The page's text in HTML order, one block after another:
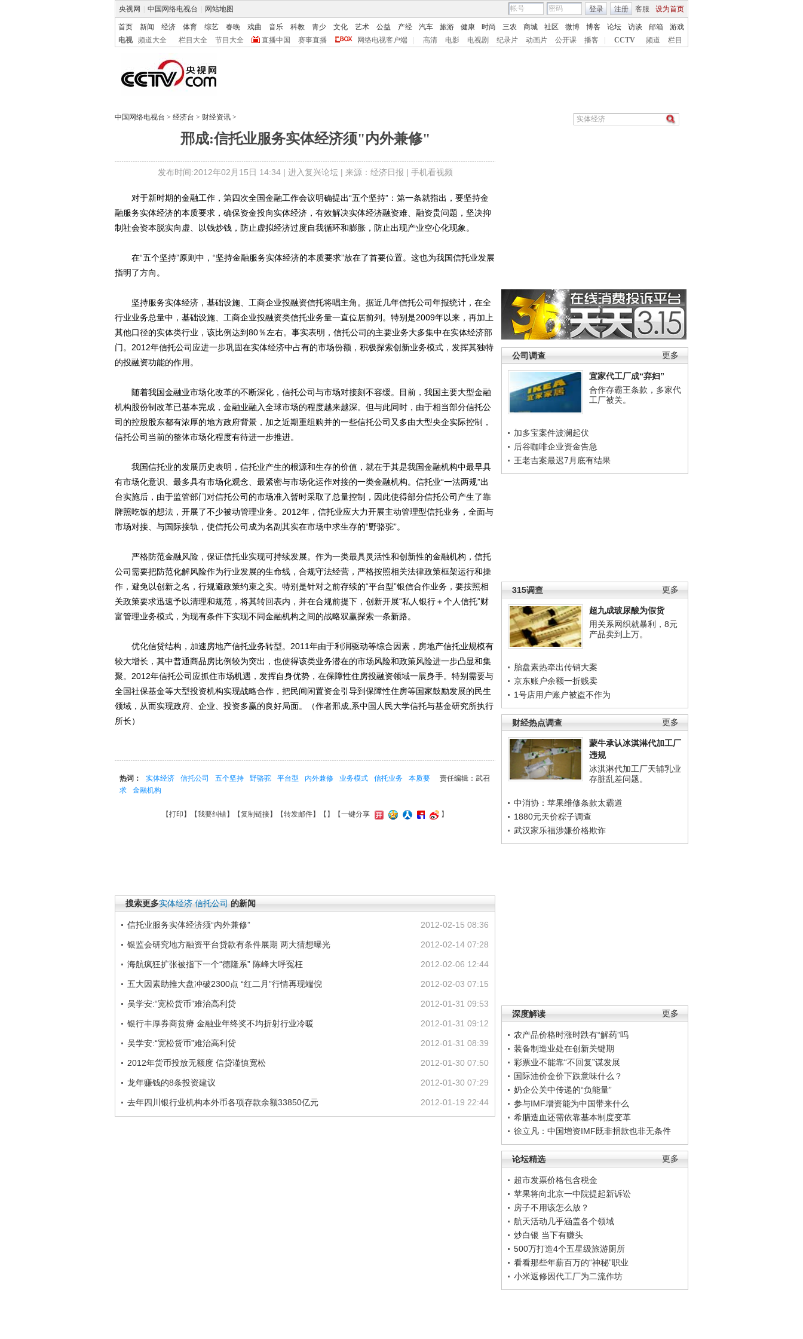
央视网 中国网络电视台 网站地图 客服 设为首页
登录 注册
首页 新闻 经济 体育 综艺 春晚 戏曲 音乐 科教 青少 文化 艺术 公益 产经 汽车 旅游 健康 时尚 三农 商城 社区 微博 博客 论坛 访谈 邮箱
游戏
电视
频道大全 栏目大全 节目大全 直播中国 赛事直播 网络电视客户端 高清 电影 电视剧 纪录片 动画片 公开课 播客 CCTV 频道 栏目
中国网络电视台 > 经济台 > 财经资讯 >
邢成:信托业服务实体经济须"内外兼修"
发布时间:2012年02月15日 14:34 | 进入复兴论坛| 来源：经济日报 | 手机看视频
更多
公司调查
宜家代工厂成“弃妇”
合作存霸王条款，多家代
工厂被关。
加多宝案件波澜起伏
后谷咖啡企业资金告急
王老吉案最迟7月底有结果
更多
315调查
超九成玻尿酸为假货
用关系网织就暴利，8元
产品卖到上万。
胎盘素热牵出传销大案
京东账户余额一折贱卖
1号店用户账户被盗不作为
更多
财经热点调查
蒙牛承认冰淇淋代加工厂
违规
冰淇淋代加工厂天辅乳业
存脏乱差问题。
中消协：苹果维修条款太霸道
1880元天价粽子调查
武汉家乐福涉嫌价格欺诈
更多
深度解读
农产品价格时涨时跌有“解药”吗
装备制造业处在创新关键期
彩票业不能靠“不回复”谋发展
国际油价金价下跌意味什么？
奶企公关中传递的“负能量”
参与IMF增资能为中国带来什么
希腊造血还需依靠基本制度变革
徐立凡：中国增资IMF既非捐款也非无条件
更多
论坛精选
超市发票价格包含税金
苹果将向北京一中院提起新诉讼
房子不用该怎么放？
航天活动几乎涵盖各个领域
炒白银 当下有赚头
500万打造4个五星级旅游厕所
看看那些年薪百万的“神秘”职业
小米返修因代工厂为二流作坊
对于新时期的金融工作，第四次全国金融工作会议明确提出“五个坚持”：第一条就指出，要坚持金
融服务实体经济的本质要求，确保资金投向实体经济，有效解决实体经济融资难、融资贵问题，坚决抑
制社会资本脱实向虚、以钱炒钱，防止虚拟经济过度自我循环和膨胀，防止出现产业空心化现象。
在“五个坚持”原则中，“坚持金融服务实体经济的本质要求”放在了首要位置。这也为我国信托业发展
指明了方向。
坚持服务实体经济，基础设施、工商企业投融资信托将唱主角。据近几年信托公司年报统计，在全
行业业务总量中，基础设施、工商企业投融资类信托业务量一直位居前列。特别是2009年以来，再加上
其他口径的实体类行业，该比例达到80％左右。事实表明，信托公司的主要业务大多集中在实体经济部
门。2012年信托公司应进一步巩固在实体经济中占有的市场份额，积极探索创新业务模式，发挥其独特
的投融资功能的作用。
随着我国金融业市场化改革的不断深化，信托公司与市场对接刻不容缓。目前，我国主要大型金融
机构股份制改革已基本完成，金融业融入全球市场的程度越来越深。但与此同时，由于相当部分信托公
司的控股股东都有浓厚的地方政府背景，加之近期重组购并的一些信托公司又多由大型央企实际控制，
信托公司当前的整体市场化程度有待进一步推进。
我国信托业的发展历史表明，信托业产生的根源和生存的价值，就在于其是我国金融机构中最早具
有市场化意识、最多具有市场化观念、最紧密与市场化运作对接的一类金融机构。信托业“一法两规”出
台实施后，由于监管部门对信托公司的市场准入暂时采取了总量控制，因此使得部分信托公司产生了靠
牌照吃饭的想法，开展了不少被动管理业务。2012年，信托业应大力开展主动管理型信托业务，全面与
市场对接、与国际接轨，使信托公司成为名副其实在市场中求生存的“野骆驼”。
严格防范金融风险，保证信托业实现可持续发展。作为一类最具灵活性和创新性的金融机构，信托
公司需要把防范化解风险作为行业发展的生命线，合规守法经营，严格按照相关法律政策框架运行和操
作，避免以创新之名，行规避政策约束之实。特别是针对之前存续的“平台型”银信合作业务，要按照相
关政策要求迅速予以清理和规范，将其转回表内，并在合规前提下，创新开展“私人银行＋个人信托”财
富管理业务模式，为现有条件下实现不同金融机构之间的战略双赢探索一条新路。
优化信贷结构，加速房地产信托业务转型。2011年由于利润驱动等综合因素，房地产信托业规模有
较大增长，其中普通商品房比例较为突出，也使得该类业务潜在的市场风险和政策风险进一步凸显和集
聚。2012年信托公司应抓住市场机遇，发挥自身优势，在保障性住房投融资领域一展身手。特别需要与
全国社保基金等大型投资机构实现战略合作，把民间闲置资金引导到保障性住房等国家鼓励发展的民生
领域，从而实现政府、企业、投资多赢的良好局面。（作者邢成,系中国人民大学信托与基金研究所执行
所长）
责任编辑：武召
热词： 实体经济 信托公司 五个坚持 野骆驼 平台型 内外兼修 业务模式 信托业务
本质要
求
金融机构
【打印 】【我要纠错】【复制链接】【转发邮件】【 】 【一键分享 】
搜索更多实体经济 信托公司 的新闻
2012-02-15 08:36
信托业服务实体经济须“内外兼修”
2012-02-14 07:28
银监会研究地方融资平台贷款有条件展期 两大猜想曝光
2012-02-06 12:44
海航疯狂扩张被指下一个“德隆系” 陈峰大呼冤枉
2012-02-03 07:15
五大因素助推大盘冲破2300点 “红二月”行情再现端倪
2012-01-31 09:53
吴学安:“宽松货币”难治高利贷
2012-01-31 09:12
银行丰厚券商贫瘠 金融业年终奖不均折射行业冷暖
2012-01-31 08:39
吴学安:“宽松货币”难治高利贷
2012-01-30 07:50
2012年货币投放无额度 信贷谨慎宽松
2012-01-30 07:29
龙年赚钱的8条投资建议
2012-01-19 22:44
去年四川银行业机构本外币各项存款余额33850亿元